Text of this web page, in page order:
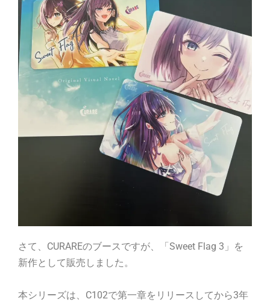
さて、CURAREのブースですが、「Sweet Flag 3」を
新作として販売しました。
本シリーズは、C102で第一章をリリースしてから3年